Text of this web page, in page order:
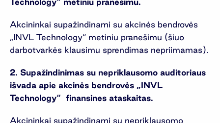
Akcininkai supažindinami su akcinės bendrovės
„INVL Technology“ metiniu pranešimu (šiuo
darbotvarkės klausimu sprendimas nepriimamas).
2. Supažindinimas su nepriklausomo auditoriaus
išvada apie akcinės bendrovės „INVL
Technology“ finansines ataskaitas.
Akcininkai supažindinami su nepriklausomo